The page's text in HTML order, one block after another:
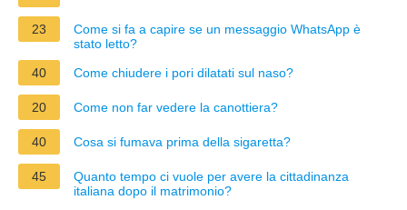
23
Come si fa a capire se un messaggio WhatsApp è
stato letto?
40
Come chiudere i pori dilatati sul naso?
20 Come non far vedere la canottiera?
40 Cosa si fumava prima della sigaretta?
45
Quanto tempo ci vuole per avere la cittadinanza
italiana dopo il matrimonio?